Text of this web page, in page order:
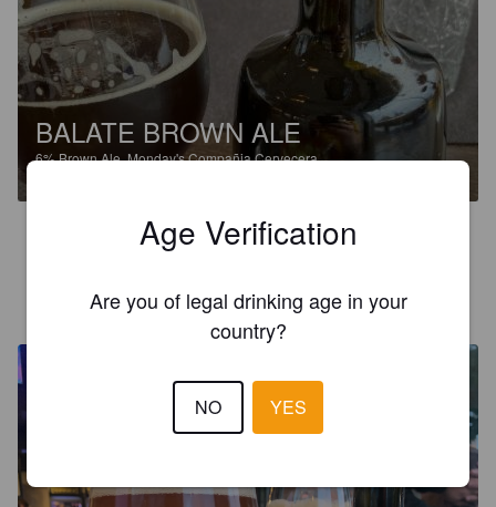
BALATE BROWN ALE
6%Brown Ale.Monday's Compañia Cervecera.
MIGHTYKOALA 4 years ago
Age Verification
Are you of legal drinking age in your
country?
NO YES